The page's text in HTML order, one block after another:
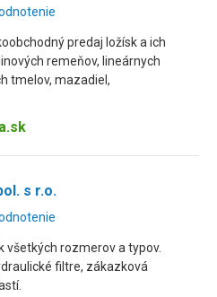
predaj ložísk a ich
remeňov, lineárnych
tmelov, mazadiel,
s r.o.
všetkých rozmerov a typov.
filtre, zákazková